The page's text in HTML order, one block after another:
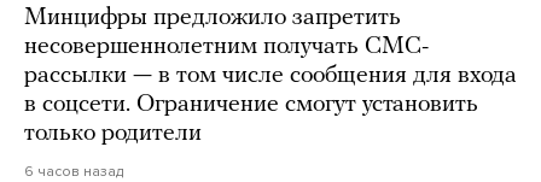
Минцифры предложило запретить
несовершеннолетним получать СМС-
рассылки — в том числе сообщения для входа
в соцсети. Ограничение смогут установить
только родители
6 часов назад